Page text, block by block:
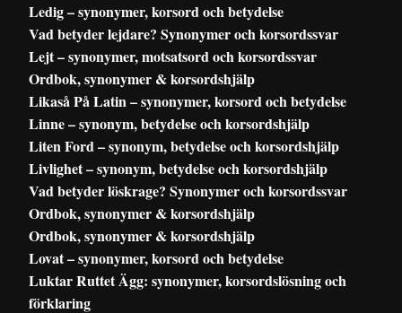
Ledig – synonymer, korsord och betydelse
Vad betyder lejdare? Synonymer och korsordssvar
Lejt – synonymer, motsatsord och korsordssvar
Ordbok, synonymer & korsordshjälp
Likaså På Latin – synonymer, korsord och betydelse
Linne – synonym, betydelse och korsordshjälp
Liten Ford – synonym, betydelse och korsordshjälp
Livlighet – synonym, betydelse och korsordshjälp
Vad betyder löskrage? Synonymer och korsordssvar
Ordbok, synonymer & korsordshjälp
Ordbok, synonymer & korsordshjälp
Lovat – synonymer, korsord och betydelse
Luktar Ruttet Ägg: synonymer, korsordslösning och
förklaring